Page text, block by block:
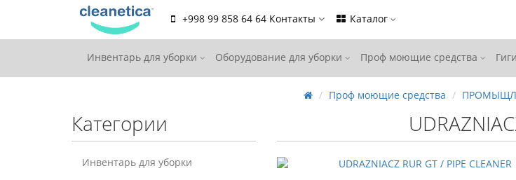
+998 99 858 64 64 Контакты Каталог
Инвентарь для уборки Оборудование для уборки Проф моющие средства
Категории
Инвентарь для уборки
Проф моющие средства